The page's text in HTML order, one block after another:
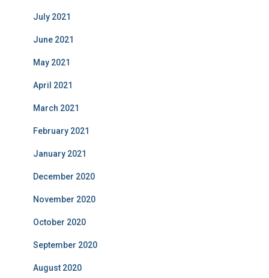
July 2021
June 2021
May 2021
April 2021
March 2021
February 2021
January 2021
December 2020
November 2020
October 2020
September 2020
August 2020